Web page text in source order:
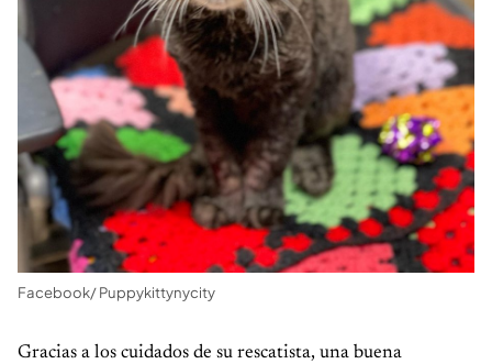
Facebook/ Puppykittynycity
Gracias a los cuidados de su rescatista, una buena